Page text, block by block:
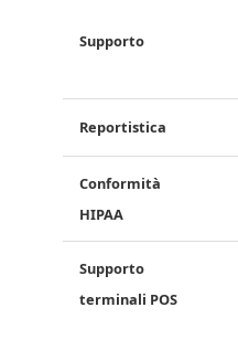
Supporto
Reportistica
Conformità
HIPAA
Supporto
terminali POS